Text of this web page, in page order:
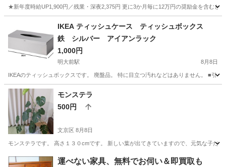
★新年度時給UP1,900円／残業・深夜2,375円 更に3か月毎に12万円の奨励金を含む
IKEA ティッシュケース ティッシュボックス
鉄 シルバー アイアンラック
1,000円
明大前駅 8月8日
IKEAのティッシュボックスです。 廃盤品。 特に目立つ汚れなどはありません。 ■引
東京 世田谷区 明大前駅
モンステラ
500円
文京区 8月8日
モンステラです。 高さ１３０cmです。 新しい葉が出てきていますので、元気な子だ
東京 文京区 家庭用品
運べない家具、無料でお伺い＆即買取も